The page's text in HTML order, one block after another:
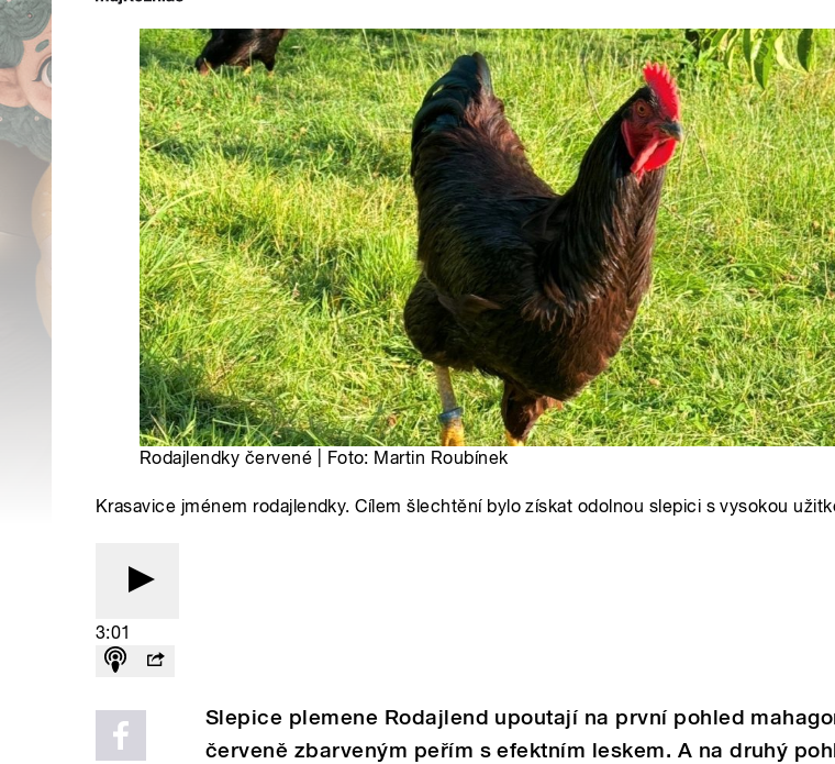
Rodajlendky červené | Foto: Martin Roubínek
Krasavice jménem rodajlendky. Cílem šlechtění bylo získat odolnou slepici s vysokou
3:01
Slepice plemene Rodajlend upoutají na první pohled
červeně zbarveným peřím s efektním leskem. A na druhý